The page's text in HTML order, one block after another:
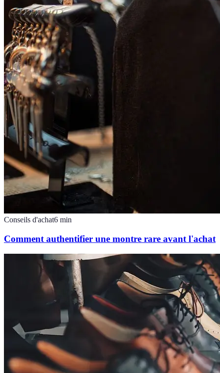
Conseils d'achat6 min
Comment authentifier une montre rare avant l'achat